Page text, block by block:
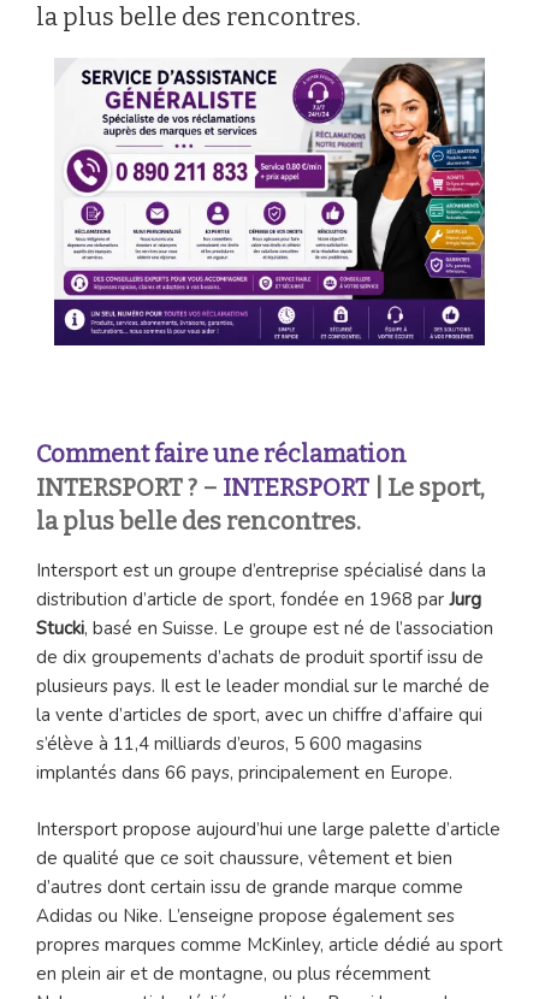
la plus belle des rencontres.
Comment faire une réclamation
INTERSPORT ? – INTERSPORT
| Le sport,
la plus belle des rencontres.
Intersport est un groupe d’entreprise spécialisé dans la
distribution d’article de sport, fondée en 1968 par Jurg
Stucki, basé en Suisse. Le groupe est né de l’association
de dix groupements d’achats de produit sportif issu de
plusieurs pays. Il est le leader mondial sur le marché de
la vente d’articles de sport, avec un chiffre d’affaire qui
s’élève à 11,4 milliards d’euros, 5 600 magasins
implantés dans 66 pays, principalement en Europe.
Intersport propose aujourd’hui une large palette d’article
de qualité que ce soit chaussure, vêtement et bien
d’autres dont certain issu de grande marque comme
Adidas ou Nike. L’enseigne propose également ses
propres marques comme McKinley, article dédié au sport
en plein air et de montagne, ou plus récemment